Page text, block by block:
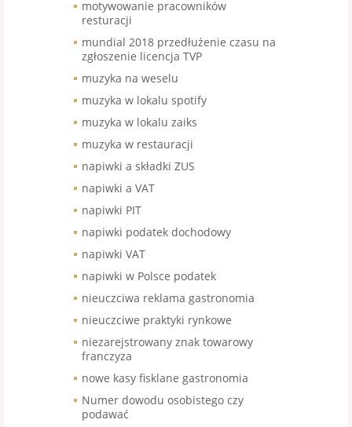
motywowanie pracowników
resturacji
mundial 2018 przedłużenie czasu na
zgłoszenie licencja TVP
muzyka na weselu
muzyka w lokalu spotify
muzyka w lokalu zaiks
muzyka w restauracji
napiwki a składki ZUS
napiwki a VAT
napiwki PIT
napiwki podatek dochodowy
napiwki VAT
napiwki w Polsce podatek
nieuczciwa reklama gastronomia
nieuczciwe praktyki rynkowe
niezarejstrowany znak towarowy
franczyza
nowe kasy fisklane gastronomia
Numer dowodu osobistego czy
podawać